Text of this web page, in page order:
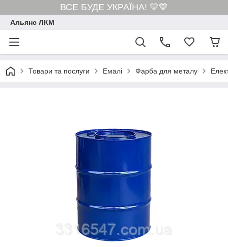
ВСЕ БУДЕ УКРАЇНА! 💛💙
Альянс ЛКМ
Товари та послуги Емалі Фарба для металу